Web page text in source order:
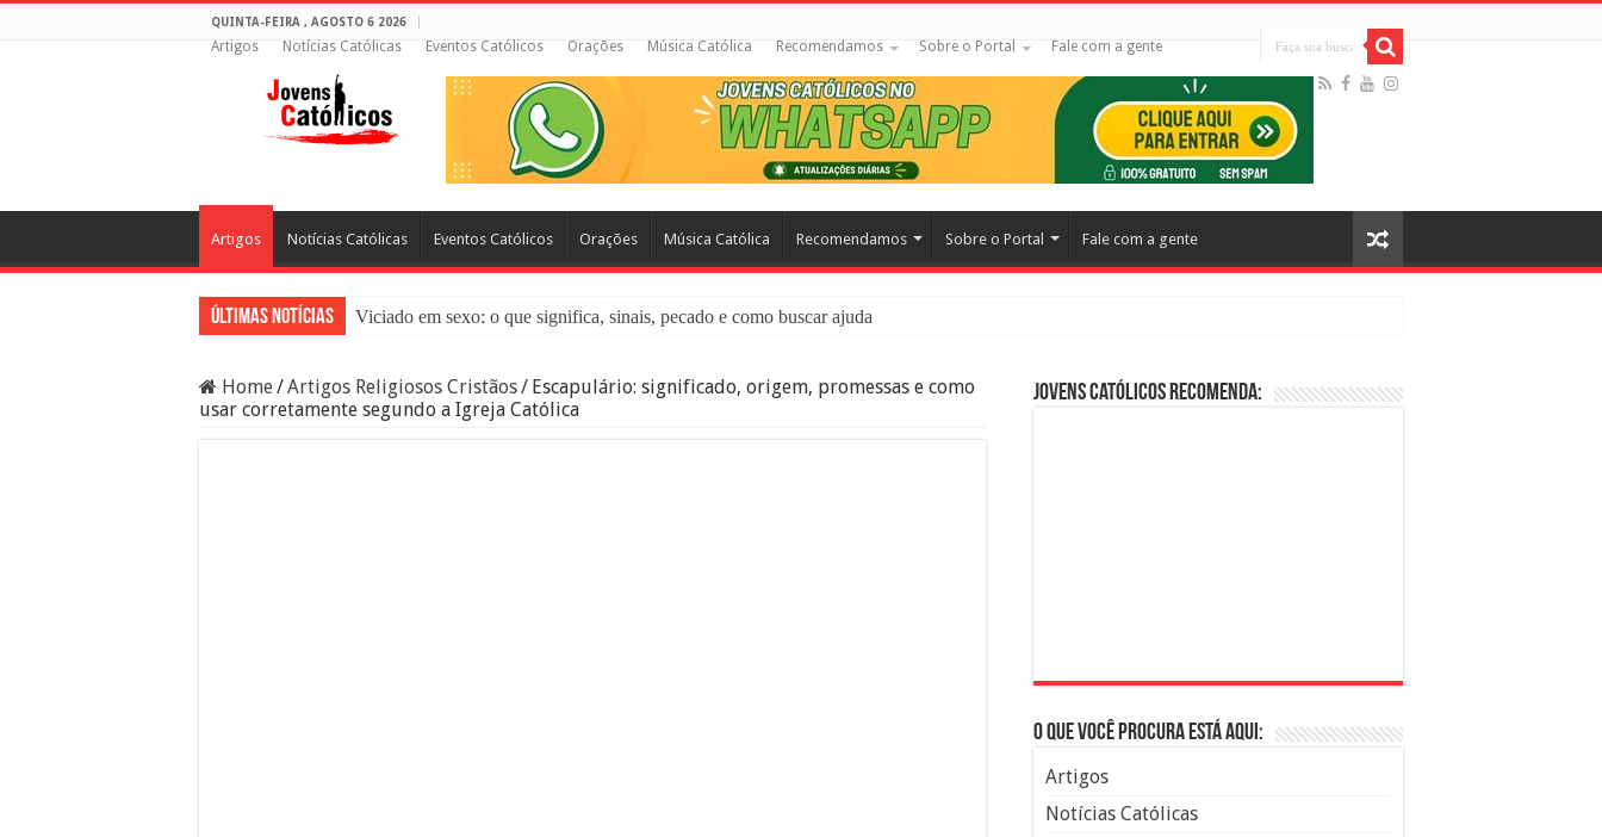
QUINTA-FEIRA , AGOSTO 6 2026
Artigos Notícias Católicas Eventos Católicos Orações Música Católica Recomendamos Sobre o Portal Fale com a gente
Artigos Notícias Católicas Eventos Católicos Orações Música Católica Recomendamos Sobre o Portal Fale com a gente
Últimas Notícias
Viciado em sexo: o que significa, sinais, pecado e como buscar ajuda
Filme Sagrado Coração – Seu Reino Não Terá Fim: O Documentário Que Vai Tocar os Católicos no Cinema
Home/Artigos Religiosos Cristãos/ Escapulário: significado, origem, promessas e como
usar corretamente segundo a Igreja Católica
Jovens Católicos Recomenda:
O que você procura está aqui:
Artigos
Notícias Católicas